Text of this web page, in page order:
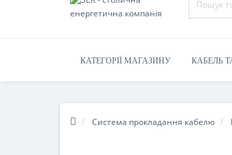
КАТЕГОРІЇ МАГАЗИНУ КАБЕЛЬ
Система прокладання кабелю